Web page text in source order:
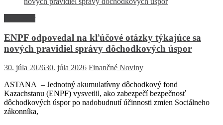
ENPF odpovedal na kľúčové otázky týkajúce sa
nových pravidiel správy dôchodkových úspor
30. júla 202630. júla 2026 Finančné Noviny
ASTANA – Jednotný akumulatívny dôchodkový fond
Kazachstanu (ENPF) vysvetlil, ako zabezpečí bezpečnosť
dôchodkových úspor po nadobudnutí účinnosti zmien Sociálneho
zákonníka,